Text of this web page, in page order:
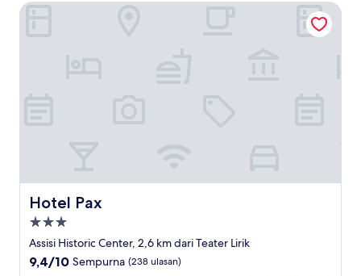
Hotel Pax
Hotel Pax
Properti
bintang
3.0
Assisi Historic Center, 2,6 km dari Teater Lirik
9.4
9,4/10 Sempurna (238 ulasan)
Hotel Pax